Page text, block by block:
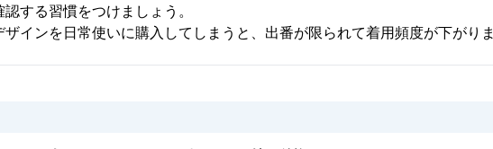
する習慣をつけましょう。
ザインを日常使いに購入してしまうと、出番が限られて着用頻度が下がりま